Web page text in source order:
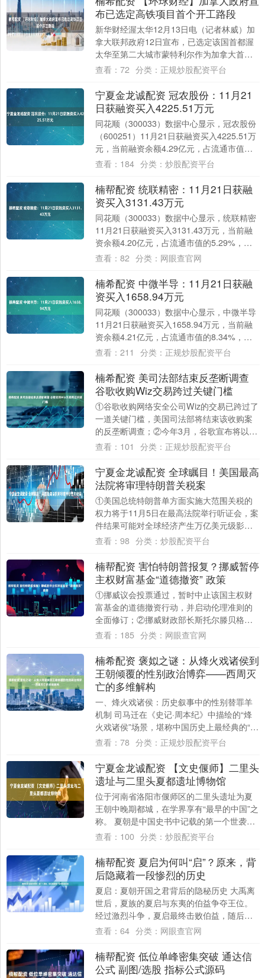
布已选定高铁项目首个开工路段
新华财经渥太华12月13日电（记者林威）加
拿大联邦政府12日宣布，已选定该国首都渥
太华至第二大城市蒙特利尔作为加拿大首个
高铁网络建设的首个开工路段。 据加拿大
查看： 72 分类： 正规炒股配资平台
宁夏金龙诚配资 冠农股份：11月21
日获融资买入4225.51万元
同花顺（300033）数据中心显示，冠农股份
（600251）11月21日获融资买入4225.51万
元，当前融资余额4.29亿元，占流通市值的
6.37%，超过历史....
查看： 184 分类： 炒股配资平台
楠帮配资 统联精密：11月21日获融
资买入3131.43万元
同花顺（300033）数据中心显示，统联精密
11月21日获融资买入3131.43万元，当前融
资余额4.20亿元，占流通市值的5.29%，超
过历史90%分位水平。....
查看： 82 分类： 网眼查官网
楠希配资 中微半导：11月21日获融
资买入1658.94万元
同花顺（300033）数据中心显示，中微半导
11月21日获融资买入1658.94万元，当前融
资余额4.21亿元，占流通市值的8.34%，超
过历史90%分位水平。....
查看： 211 分类： 正规炒股配资平台
楠希配资 美司法部结束反垄断调查
谷歌收购Wiz交易跨过关键门槛
①谷歌收购网络安全公司Wiz的交易已跨过了
一道关键门槛，美国司法部将结束该收购案
的反垄断调查；②今年3月，谷歌宣布将以
320亿美元的全现金交易收购Wiz。交易结....
查看： 101 分类： 正规炒股配资平台
宁夏金龙诚配资 全球瞩目！美国最高
法院将审理特朗普关税案
①美国总统特朗普单方面实施大范围关税的
权力将于11月5日在最高法院举行听证会，案
件结果可能对全球经济产生万亿美元级影
响；②案件核心涉及两项关税措施，下级法
查看： 98 分类： 炒股配资平台
楠帮配资 害怕特朗普报复？挪威暂停
主权财富基金“道德撤资” 政策
①挪威议会投票通过，暂时中止该国主权财
富基金的道德撤资行动，并启动伦理准则的
全面修订；②挪威财政部长斯托尔滕贝格表
示，此举是为了“保护”挪威主权基金，特别是
查看： 185 分类： 网眼查官网
楠希配资 褒姒之谜：从烽火戏诸侯到
王朝倾覆的性别政治博弈——西周灭
亡的多维解构
一、烽火戏诸侯：历史叙事中的性别替罪羊
机制 司马迁在《史记·周本纪》中描绘的“烽
火戏诸侯”场景，堪称中国历史上最经典的“红
颜祸水”叙事：周幽王为博褒姒一笑，点燃....
查看： 78 分类： 正规炒股配资平台
宁夏金龙诚配资 【文史偃师】二里头
遗址与二里头夏都遗址博物馆
位于河南省洛阳市偃师区的二里头遗址为夏
王朝中晚期都城，在学界享有“最早的中国”之
称。 夏朝是中国史书中记载的第一个世袭制
朝代。一般认为夏朝共传14代、17后（夏....
查看： 100 分类： 炒股配资平台
楠帮配资 夏启为何叫“启”？原来，背
后隐藏着一段惨烈的历史
夏启：夏朝开国之君背后的隐秘历史 大禹离
世后，夏族的夏启与东夷的伯益争夺王位。
经过激烈斗争，夏启最终击败伯益，随后又
通过武力征服了不愿臣服的各方势力，正式
查看： 64 分类： 网眼查官网
楠帮配资 低位单峰密集突破 通达信
公式 副图/选股 指标公式源码